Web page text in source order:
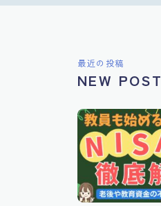
最近の投稿
NEW POST